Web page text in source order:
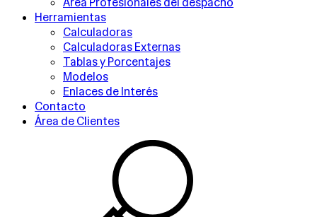
Herramientas
Calculadoras
Calculadoras Externas
Tablas y Porcentajes
Modelos
Enlaces de Interés
Contacto
Área de Clientes